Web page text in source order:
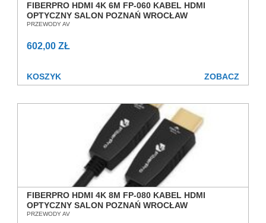
FIBERPRO HDMI 4K 6M FP-060 KABEL HDMI
OPTYCZNY SALON POZNAŃ WROCŁAW
PRZEWODY AV
602,00 ZŁ
KOSZYK ZOBACZ
FIBERPRO HDMI 4K 8M FP-080 KABEL HDMI
OPTYCZNY SALON POZNAŃ WROCŁAW
PRZEWODY AV